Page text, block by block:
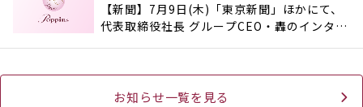
【新聞】7月9日(木)「東京新聞」ほかにて、
代表取締役社長 グループCEO・轟のインタビ
お知らせ一覧を見る